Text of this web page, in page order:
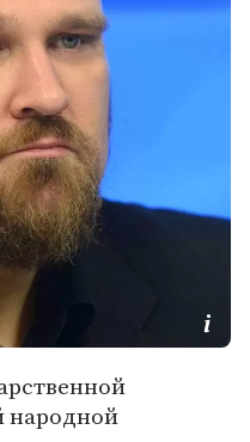
народной